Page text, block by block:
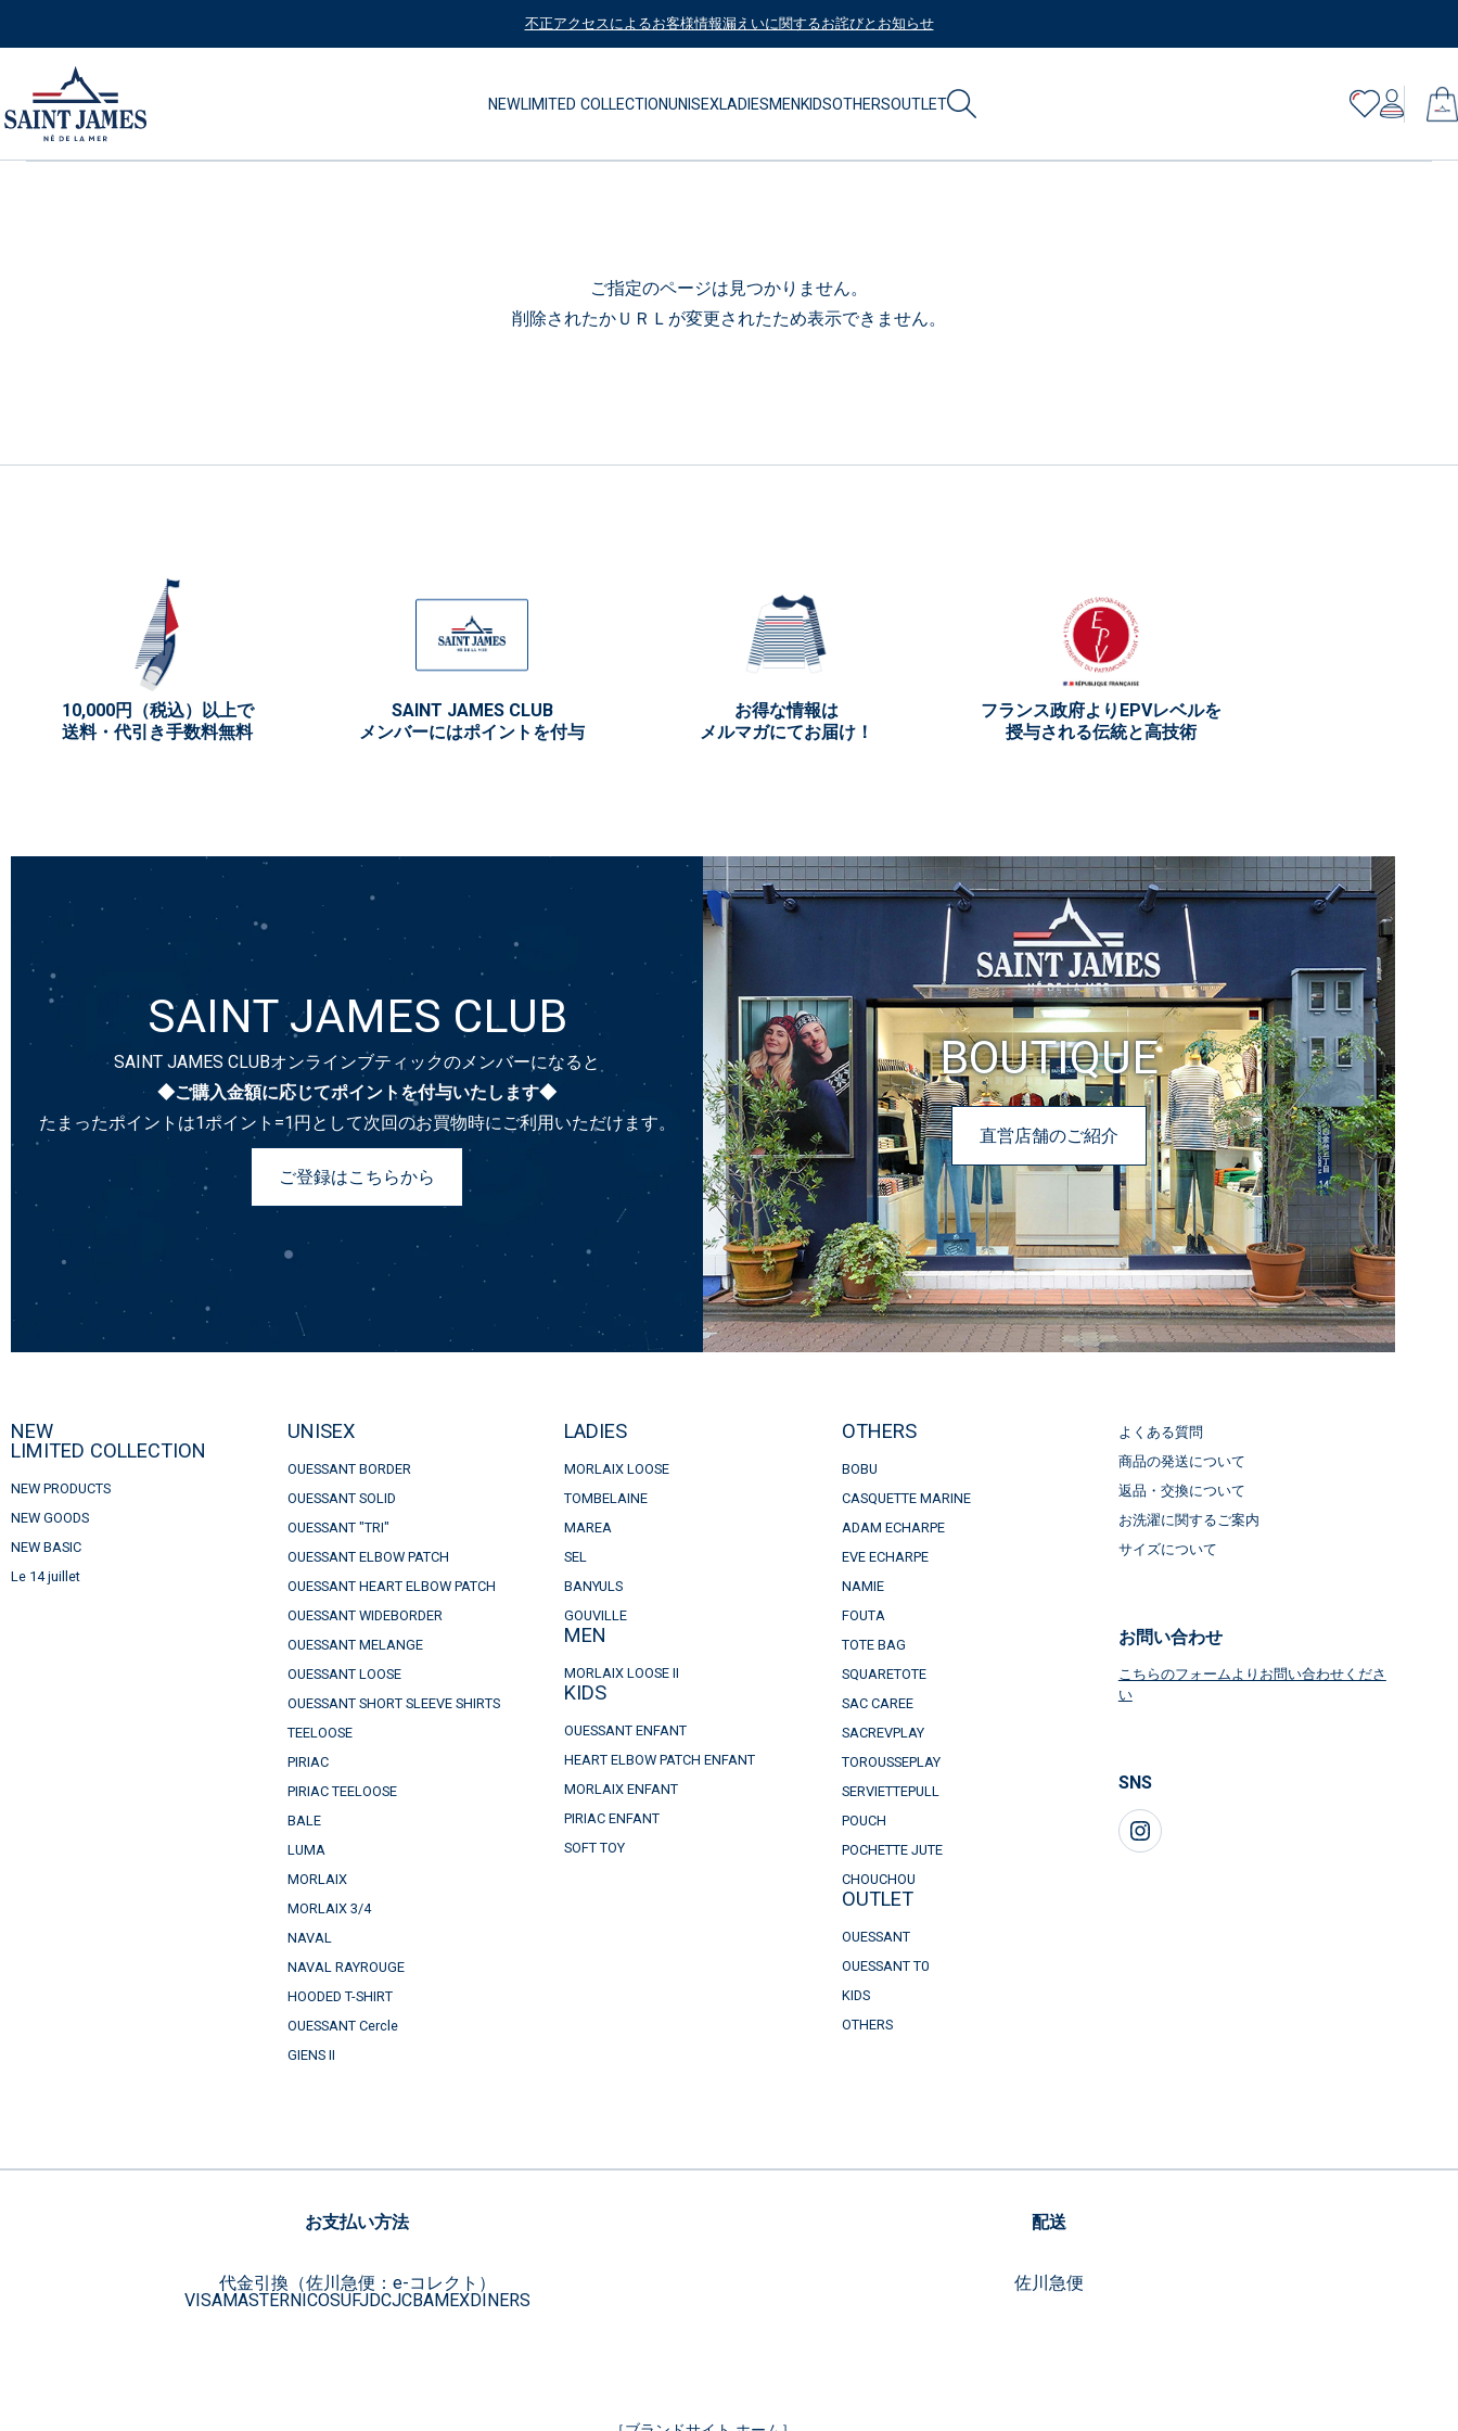
不正アクセスによるお客様情報漏えいに関するお詫びとお知らせ
NEWLIMITED COLLECTIONUNISEXLADIESMENKIDSOTHERSOUTLET
ご指定のページは見つかりません。
削除されたかＵＲＬが変更されたため表示できません。
10,000円（税込）以上で
送料・代引き手数料無料
SAINT JAMES CLUB
メンバーにはポイントを付与
お得な情報は
メルマガにてお届け！
フランス政府よりEPVレベルを
授与される伝統と高技術
SAINT JAMES CLUB
SAINT JAMES CLUBオンラインブティックのメンバーになると
◆ご購入金額に応じてポイントを付与いたします◆
たまったポイントは1ポイント=1円として次回のお買物時にご利用いただけます。
ご登録はこちらから
BOUTIQUE
直営店舗のご紹介
NEW
LIMITED COLLECTION
NEW PRODUCTS
NEW GOODS
NEW BASIC
Le 14 juillet
UNISEX
OUESSANT BORDER
OUESSANT SOLID
OUESSANT "TRI"
OUESSANT ELBOW PATCH
OUESSANT HEART ELBOW PATCH
OUESSANT WIDEBORDER
OUESSANT MELANGE
OUESSANT LOOSE
OUESSANT SHORT SLEEVE SHIRTS
TEELOOSE
PIRIAC
PIRIAC TEELOOSE
BALE
LUMA
MORLAIX
MORLAIX 3/4
NAVAL
NAVAL RAYROUGE
HOODED T-SHIRT
OUESSANT Cercle
GIENS II
LADIES
MORLAIX LOOSE
TOMBELAINE
MAREA
SEL
BANYULS
GOUVILLE
MEN
MORLAIX LOOSE II
KIDS
OUESSANT ENFANT
HEART ELBOW PATCH ENFANT
MORLAIX ENFANT
PIRIAC ENFANT
SOFT TOY
OTHERS
BOBU
CASQUETTE MARINE
ADAM ECHARPE
EVE ECHARPE
NAMIE
FOUTA
TOTE BAG
SQUARETOTE
SAC CAREE
SACREVPLAY
TOROUSSEPLAY
SERVIETTEPULL
POUCH
POCHETTE JUTE
CHOUCHOU
OUTLET
OUESSANT
OUESSANT T0
KIDS
OTHERS
よくある質問
商品の発送について
返品・交換について
お洗濯に関するご案内
サイズについて
お問い合わせ
こちらのフォームよりお問い合わせくださ
い
SNS
お支払い方法
代金引換（佐川急便：e-コレクト）
VISAMASTERNICOSUFJDCJCBAMEXDINERS
配送
佐川急便